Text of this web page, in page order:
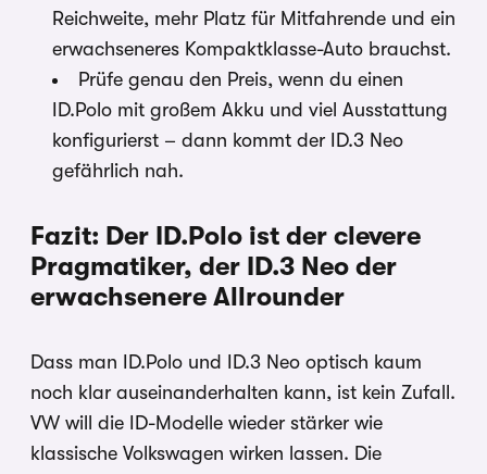
Reichweite, mehr Platz für Mitfahrende und ein
erwachseneres Kompaktklasse-Auto brauchst.
Prüfe genau den Preis, wenn du einen
ID.Polo mit großem Akku und viel Ausstattung
konfigurierst – dann kommt der ID.3 Neo
gefährlich nah.
Fazit: Der ID.Polo ist der clevere
Pragmatiker, der ID.3 Neo der
erwachsenere Allrounder
Dass man ID.Polo und ID.3 Neo optisch kaum
noch klar auseinanderhalten kann, ist kein Zufall.
VW will die ID-Modelle wieder stärker wie
klassische Volkswagen wirken lassen. Die